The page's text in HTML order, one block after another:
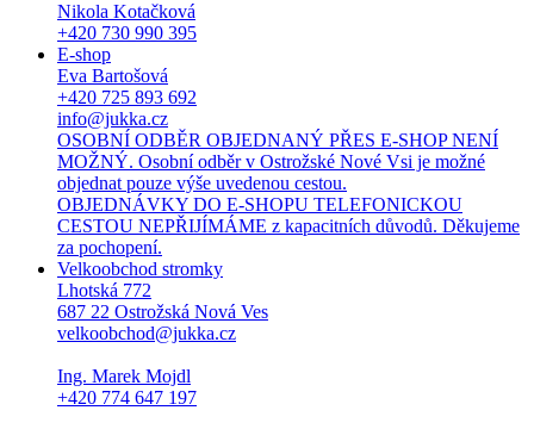
Nikola Kotačková
+420 730 990 395
E-shop
Eva Bartošová
+420 725 893 692
info@jukka.cz
OSOBNÍ ODBĚR OBJEDNANÝ PŘES E-SHOP NENÍ
MOŽNÝ. Osobní odběr v Ostrožské Nové Vsi je možné
objednat pouze výše uvedenou cestou.
OBJEDNÁVKY DO E-SHOPU TELEFONICKOU
CESTOU NEPŘIJÍMÁME z kapacitních důvodů. Děkujeme
za pochopení.
Velkoobchod stromky
Lhotská 772
687 22 Ostrožská Nová Ves
velkoobchod@jukka.cz
Ing. Marek Mojdl
+420 774 647 197